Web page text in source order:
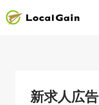
新求人広告